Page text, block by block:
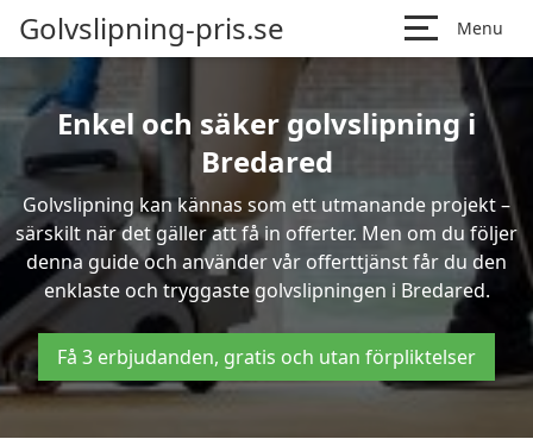
Golvslipning-pris.se Menu
Enkel och säker golvslipning i
Bredared
Golvslipning kan kännas som ett utmanande projekt –
särskilt när det gäller att få in offerter. Men om du följer
denna guide och använder vår offerttjänst får du den
enklaste och tryggaste golvslipningen i Bredared.
Få 3 erbjudanden, gratis och utan förpliktelser